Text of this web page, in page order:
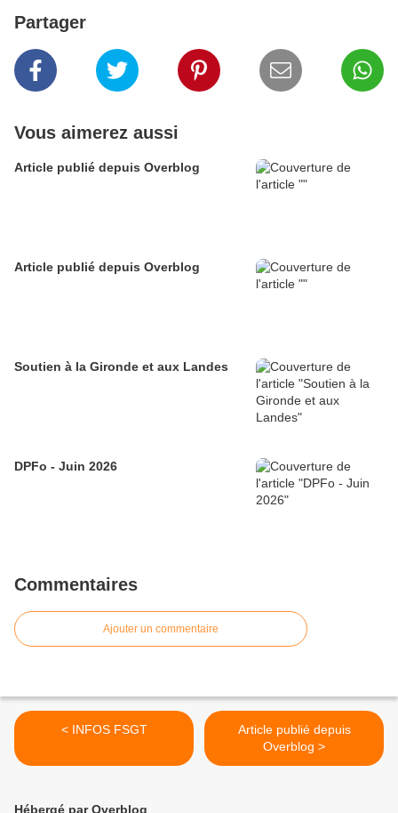
Partager
Vous aimerez aussi
Article publié depuis Overblog
Article publié depuis Overblog
Soutien à la Gironde et aux Landes
DPFo - Juin 2026
Commentaires
Ajouter un commentaire
< INFOS FSGT
Article publié depuis
Overblog >
Hébergé par Overblog